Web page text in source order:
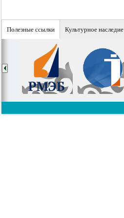
Полезные ссылки Культурное наследие